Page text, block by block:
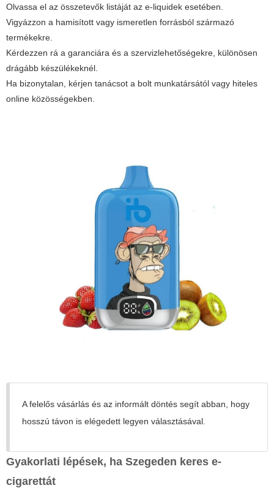
Olvassa el az összetevők listáját az e-liquidek esetében.
Vigyázzon a hamisított vagy ismeretlen forrásból származó
termékekre.
Kérdezzen rá a garanciára és a szervizlehetőségekre, különösen
drágább készülékeknél.
Ha bizonytalan, kérjen tanácsot a bolt munkatársától vagy hiteles
online közösségekben.
A felelős vásárlás és az informált döntés segít abban, hogy
hosszú távon is elégedett legyen választásával.
Gyakorlati lépések, ha Szegeden keres e-
cigarettát